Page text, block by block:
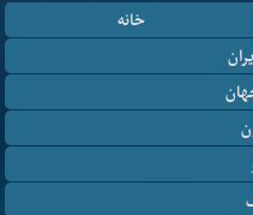
خانه